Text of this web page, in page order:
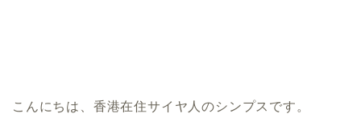
こんにちは、香港在住サイヤ人のシンプスです。